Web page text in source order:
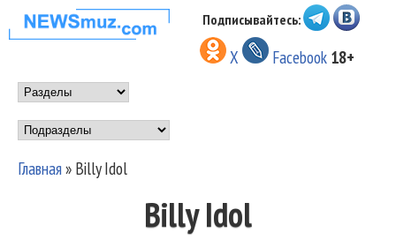
Перейти к основному
содержанию
НОВОСТИ
МУЗЫКИ И
ШОУ БИЗНЕСА
NEWSMUZ.COM
Подписывайтесь:
X Facebook 18+
Main menu
Подразделы
Вы здесь
Главная» Billy Idol
Billy Idol